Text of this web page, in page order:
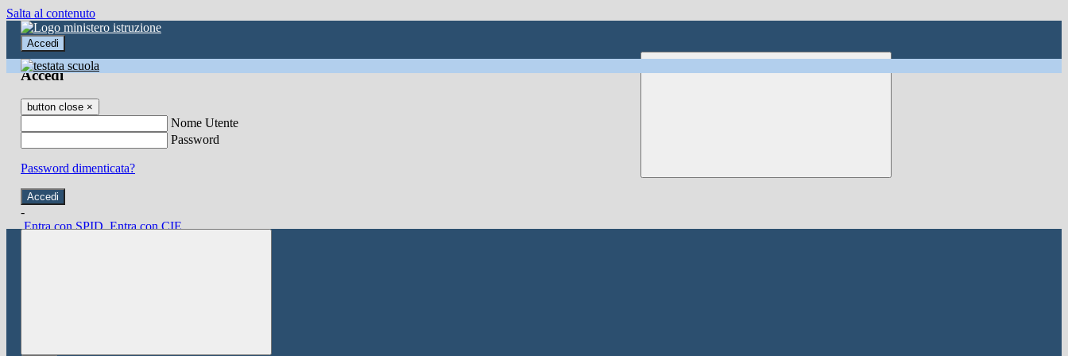
Salta al contenuto
Accedi
Accedi
button close ×
Nome Utente
Password
Password dimenticata?
-
Entra con SPID Entra con CIE
button close ×